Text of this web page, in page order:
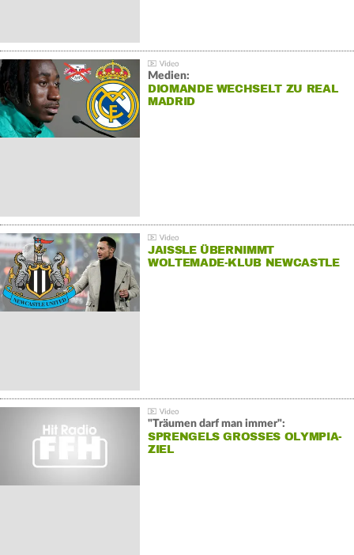
Medien:
DIOMANDE WECHSELT ZU REAL
MADRID
JAISSLE ÜBERNIMMT
WOLTEMADE-KLUB NEWCASTLE
"Träumen darf man immer":
SPRENGELS GROSSES OLYMPIA-Z
IEL